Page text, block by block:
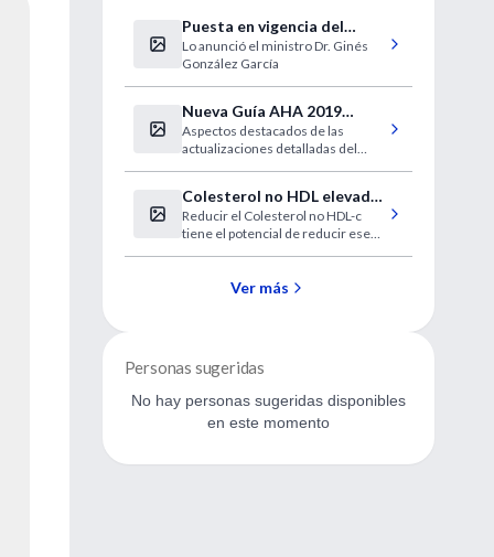
Puesta en vigencia del
protocolo para casos de
aborto no punible
Lo anunció el ministro Dr. Ginés
González García
Nueva Guía AHA 2019
sobre RCP
Aspectos destacados de las
actualizaciones detalladas del
Colesterol no HDL elevado
asociado con un mayor
riesgo cardiovascular
Reducir el Colesterol no HDL-c
tiene el potencial de reducir ese
Ver más
Personas sugeridas
No hay personas sugeridas disponibles
en este momento